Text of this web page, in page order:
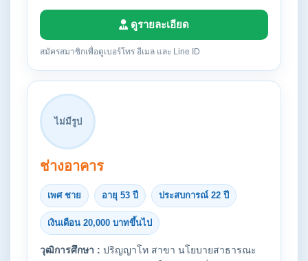
ดูรายละเอียด
สมัครสมาชิกเพื่อดูเบอร์โทร อีเมล และ Line ID
ไม่มีรูป
ช่างอาคาร
เพศ ชาย อายุ 53 ปี ประสบการณ์ 22 ปี
เงินเดือน 20,000 บาทขึ้นไป
วุฒิการศึกษา : ปริญญาโท สาขา นโยบายสาธารณะ